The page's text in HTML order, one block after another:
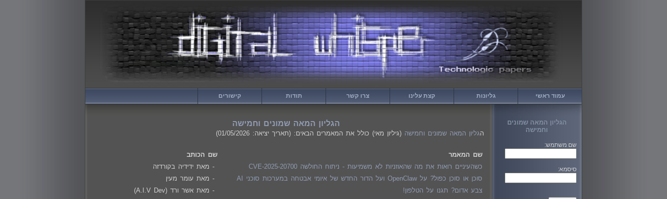
עמוד ראשי גליונות קצת עלינו צרו קשר תודות קישורים
הגליון המאה שמונים וחמישה
הגליון המאה שמונים וחמישה (גיליון מאי) כולל את המאמרים הבאים: (תאריך יציאה: 01/05/2026)
שם המאמר
שם הכותב
כשהעיניים רואות את מה שהאוזניות לא משמיעות - ניתוח החולשה CVE-2025-20700
- מאת ידידיה בקורדזה
סוכן או סוכן כפול? על OpenClaw ועל הדור החדש של איומי אבטחה במערכות סוכני AI
- מאת עומר מעין
צבע אדום? תגנו על הטלפון!
- מאת אשר ורד (A.I.V Dev)
הגליון המאה שמונים
וחמישה
שם משתמש:
סיסמא: